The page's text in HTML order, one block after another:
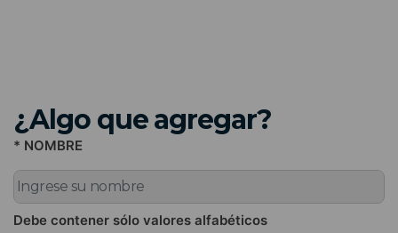
¿Algo que agregar?
* NOMBRE
Debe contener sólo valores alfabéticos